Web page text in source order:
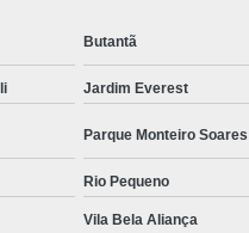
para Geladeira Expositora
Fogão
Instalação de Fogão Brastemp
de Embutir
Brastemp
Instalação
Butantã
Jardim Everest
Parque Monteiro Soares
Rio Pequeno
Vila Bela Aliança